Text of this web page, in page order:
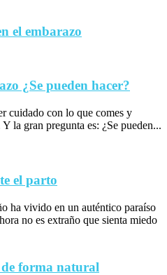
el embarazo
¿Se pueden hacer?
cuidado con lo que comes y
la gran pregunta es: ¿Se pueden...
el parto
ha vivido en un auténtico paraíso
no es extraño que sienta miedo
forma natural